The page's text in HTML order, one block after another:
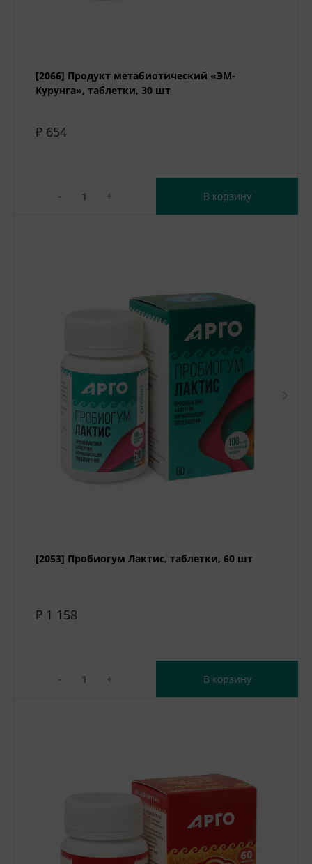
[2066] Продукт метабиотический «ЭМ-
Курунга», таблетки, 30 шт
₽ 654
- + В корзину
[2053] Пробиогум Лактис, таблетки, 60 шт
₽ 1 158
- + В корзину